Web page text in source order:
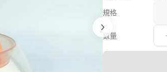
規格
數量